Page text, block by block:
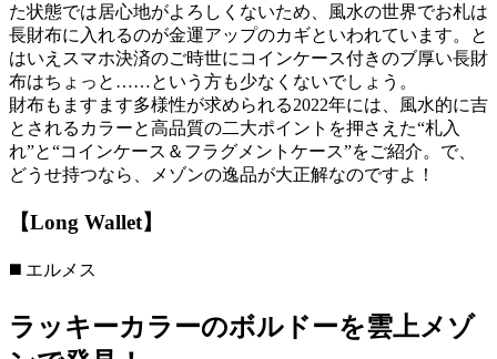
た状態では居心地がよろしくないため、風水の世界でお札は
長財布に入れるのが金運アップのカギといわれています。と
はいえスマホ決済のご時世にコインケース付きのブ厚い長財
布はちょっと……という方も少なくないでしょう。
財布もますます多様性が求められる2022年には、風水的に吉
とされるカラーと高品質の二大ポイントを押さえた“札入
れ”と“コインケース＆フラグメントケース”をご紹介。で、
どうせ持つなら、メゾンの逸品が大正解なのですよ！
【Long Wallet】
◼️ エルメス
ラッキーカラーのボルドーを雲上メゾ